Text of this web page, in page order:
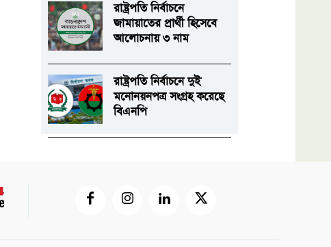
রাষ্ট্রপতি নির্বাচনে
জামায়াতের প্রার্থী হিসেবে
আলোচনায় ৩ নাম
রাষ্ট্রপতি নির্বাচনে দুই
মনোনয়নপত্র সংগ্রহ করেছে
বিএনপি